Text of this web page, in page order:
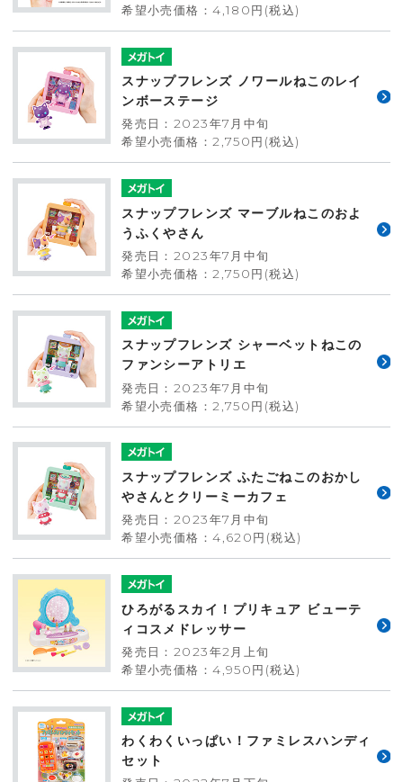
希望小売価格：4,180円(税込)
スナップフレンズ ノワールねこのレイ
ンボーステージ
発売日：2023年7月中旬
希望小売価格：2,750円(税込)
スナップフレンズ マーブルねこのおよ
うふくやさん
発売日：2023年7月中旬
希望小売価格：2,750円(税込)
スナップフレンズ シャーベットねこの
ファンシーアトリエ
発売日：2023年7月中旬
希望小売価格：2,750円(税込)
スナップフレンズ ふたごねこのおかし
やさんとクリーミーカフェ
発売日：2023年7月中旬
希望小売価格：4,620円(税込)
ひろがるスカイ！プリキュア ビューテ
ィコスメドレッサー
発売日：2023年2月上旬
希望小売価格：4,950円(税込)
わくわくいっぱい！ファミレスハンディ
セット